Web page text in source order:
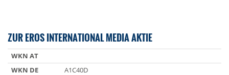
ZUR EROS INTERNATIONAL MEDIA AKTIE
WKN AT
WKN DE
A1C40D